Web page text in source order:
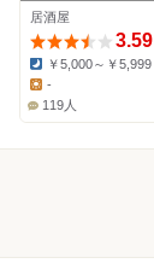
居酒屋
3.59
Dinner:
￥5,000～￥5,999
-
119人